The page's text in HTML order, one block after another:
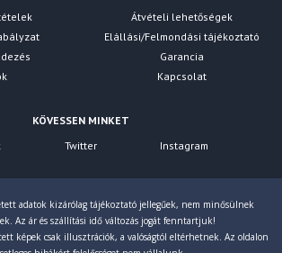
Átvételi lehetőségek
Elállási/Felmondási tájékoztató
Garancia
Kapcsolat
KÖVESSEN MINKET
Twitter Instagram
adatok kizárólag tájékoztató jellegűek, nem minősülnek
Az ár és szállítási idő változás jogát fenntartjuk!
képek csak illusztrációk, a valóságtól eltérhetnek. Az oldalon